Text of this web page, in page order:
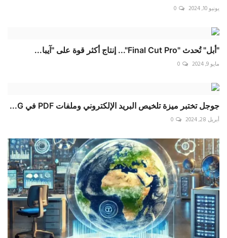
يونيو 10, 2024 0
"أبل" تُحدث "Final Cut Pro"... إنتاج أكثر قوة على "آيبا...
مايو 9, 2024 0
جوجل تختبر ميزة تلخيص البريد الإلكتروني وملفات PDF في G...
أبريل 28, 2024 0